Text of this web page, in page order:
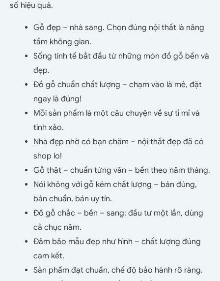
số hiệu quả.
Gỗ đẹp – nhà sang. Chọn đúng nội thất là nâng
tầm không gian.
Sống tinh tế bắt đầu từ những món đồ gỗ bền và
đẹp.
Đồ gỗ chuẩn chất lượng – chạm vào là mê, đặt
ngay là đúng!
Mỗi sản phẩm là một câu chuyện về sự tỉ mỉ và
tinh xảo.
Nhà đẹp nhờ có bạn chăm – nội thất đẹp đã có
shop lo!
Gỗ thật – chuẩn từng vân – bền theo năm tháng.
Nói không với gỗ kém chất lượng – bán đúng,
bán chuẩn, bán uy tín.
Đồ gỗ chắc – bền – sang: đầu tư một lần, dùng
cả chục năm.
Đảm bảo mẫu đẹp như hình – chất lượng đúng
cam kết.
Sản phẩm đạt chuẩn, chế độ bảo hành rõ ràng.